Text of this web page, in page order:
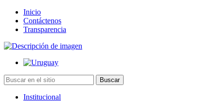
Inicio
Contáctenos
Transparencia
Institucional